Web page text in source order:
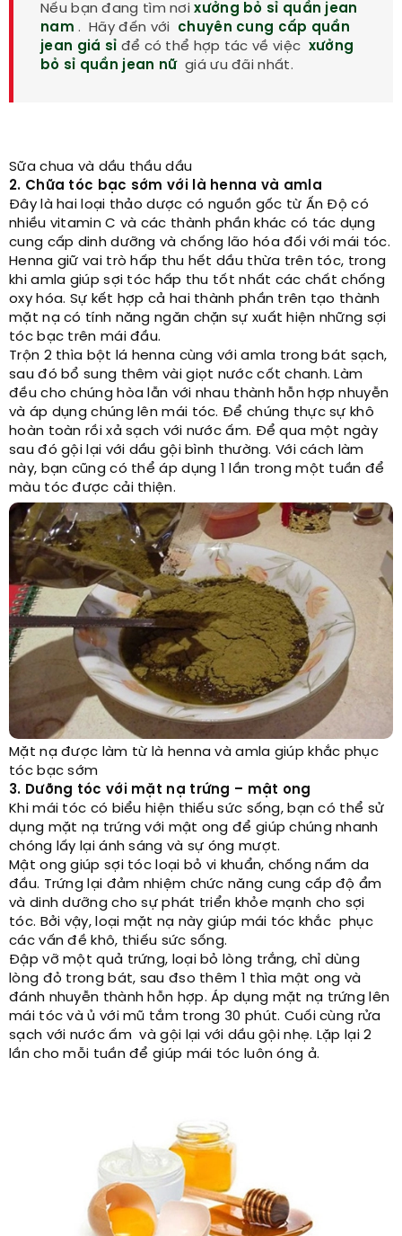
Nếu bạn đang tìm nơixưởng bỏ sỉ quần jean
nam . Hãy đến với chuyên cung cấp quần
jean giá sỉ để có thể hợp tác về việc xưởng
bỏ sỉ quần jean nữgiá ưu đãi nhất.
Sữa chua và dầu thầu dầu
2. Chữa tóc bạc sớm với là henna và amla
Đây là hai loại thảo dược có nguồn gốc từ Ấn Độ có
nhiều vitamin C và các thành phần khác có tác dụng
cung cấp dinh dưỡng và chống lão hóa đối với mái tóc.
Henna giữ vai trò hấp thu hết dầu thừa trên tóc, trong
khi amla giúp sợi tóc hấp thu tốt nhất các chất chống
oxy hóa. Sự kết hợp cả hai thành phần trên tạo thành
mặt nạ có tính năng ngăn chặn sự xuất hiện những sợi
tóc bạc trên mái đầu.
Trộn 2 thìa bột lá henna cùng với amla trong bát sạch,
sau đó bổ sung thêm vài giọt nước cốt chanh. Làm
đều cho chúng hòa lẫn với nhau thành hỗn hợp nhuyễn
và áp dụng chúng lên mái tóc. Để chúng thực sự khô
hoàn toàn rồi xả sạch với nước ấm. Để qua một ngày
sau đó gội lại với dầu gội bình thường. Với cách làm
này, bạn cũng có thể áp dụng 1 lần trong một tuần để
màu tóc được cải thiện.
Mặt nạ được làm từ là henna và amla giúp khắc phục
tóc bạc sớm
3. Dưỡng tóc với mặt nạ trứng – mật ong
Khi mái tóc có biểu hiện thiếu sức sống, bạn có thể sử
dụng mặt nạ trứng với mật ong để giúp chúng nhanh
chóng lấy lại ánh sáng và sự óng mượt.
Mật ong giúp sợi tóc loại bỏ vi khuẩn, chống nấm da
đầu. Trứng lại đảm nhiệm chức năng cung cấp độ ẩm
và dinh dưỡng cho sự phát triển khỏe mạnh cho sợi
tóc. Bởi vậy, loại mặt nạ này giúp mái tóc khắc phục
các vấn đề khô, thiếu sức sống.
Đập vỡ một quả trứng, loại bỏ lòng trắng, chỉ dùng
lòng đỏ trong bát, sau đso thêm 1 thìa mật ong và
đánh nhuyễn thành hỗn hợp. Áp dụng mặt nạ trứng lên
mái tóc và ủ với mũ tắm trong 30 phút. Cuối cùng rửa
sạch với nước ấm và gội lại với dầu gội nhẹ. Lặp lại 2
lần cho mỗi tuần để giúp mái tóc luôn óng ả.